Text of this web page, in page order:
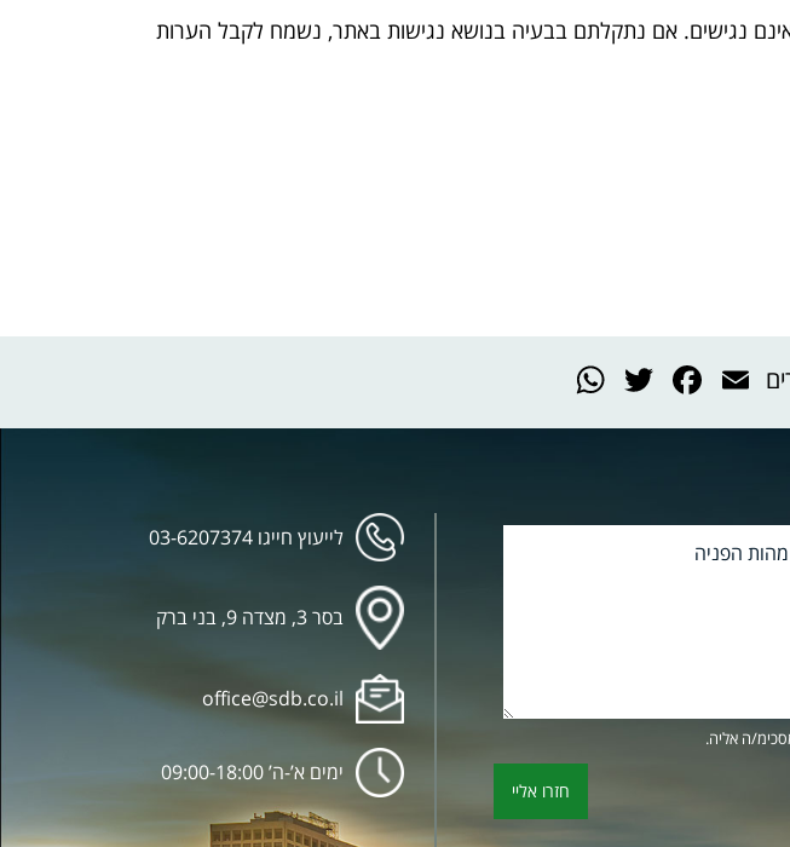
אינם נגישים. אם נתקלתם בבעיה בנושא נגישות באתר, נשמח לקבל הערות
Email
Facebook
Twitter
ה אליה.
לייעוץ חייגו 03-6207374
בסר 3, מצדה 9, בני ברק
office@sdb.co.il
ימים א’-ה’ 09:00-18:00